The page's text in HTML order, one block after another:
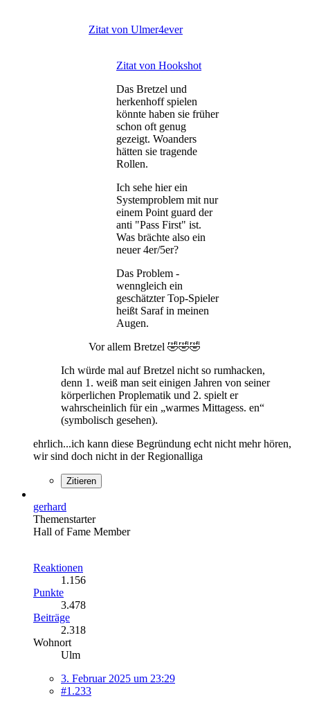
Zitat von Ulmer4ever
Zitat von Hookshot
Das Bretzel und
herkenhoff spielen
könnte haben sie früher
schon oft genug
gezeigt. Woanders
hätten sie tragende
Rollen.
Ich sehe hier ein
Systemproblem mit nur
einem Point guard der
anti "Pass First" ist.
Was brächte also ein
neuer 4er/5er?
Das Problem -
wenngleich ein
geschätzter Top-Spieler
heißt Saraf in meinen
Augen.
Vor allem Bretzel 🤣🤣🤣
Ich würde mal auf Bretzel nicht so rumhacken,
denn 1. weiß man seit einigen Jahren von seiner
körperlichen Proplematik und 2. spielt er
wahrscheinlich für ein „warmes Mittagess. en“
(symbolisch gesehen).
ehrlich...ich kann diese Begründung echt nicht mehr hören,
wir sind doch nicht in der Regionalliga
Zitieren
gerhard
Themenstarter
Hall of Fame Member
Reaktionen
1.156
Punkte
3.478
Beiträge
2.318
Wohnort
Ulm
3. Februar 2025 um 23:29
#1.233